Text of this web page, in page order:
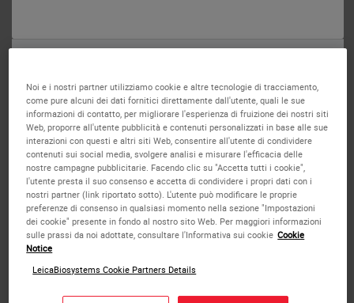
Adenocarcinoma of the lung stained using Kreatech ALK (2p23) Break
XL probe for BOND (KBI-XL001).
IVD ALK (2p23) Break - XL for
Noi e i nostri partner utilizziamo cookie e altre tecnologie di tracciamento,
come pure alcuni dei dati fornitici direttamente dall'utente, quali le sue
informazioni di contatto, per migliorare l'esperienza di fruizione dei nostri siti
Web, proporre all'utente pubblicità e contenuti personalizzati in base alle sue
interazioni con questi e altri siti Web, consentire all'utente di condividere
contenuti sui social media, svolgere analisi e misurare l'efficacia delle
nostre campagne pubblicitarie. Facendo clic su "Accetta tutti i cookie",
l'utente presta il suo consenso e accetta di condividere i propri dati con i
nostri partner (link riportato sotto). L'utente può modificare le proprie
preferenze di consenso in qualsiasi momento nella sezione "Impostazioni
dei cookie" presente in fondo al nostro sito Web. Per maggiori informazioni
sulle prassi da noi adottate, consultare l'Informativa sui cookie Cookie
Notice
LeicaBiosystems Cookie Partners Details